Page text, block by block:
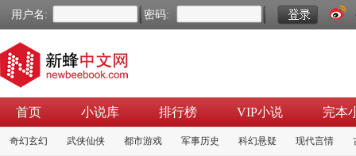
用户名: 密码:
首页 小说库 排行榜 VIP小说 完本
奇幻玄幻 武侠仙侠 都市游戏 军事历史 科幻悬疑 现代言情